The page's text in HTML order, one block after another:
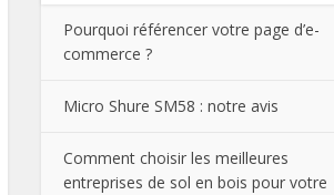
Pourquoi référencer votre page d’e-
commerce ?
Micro Shure SM58 : notre avis
Comment choisir les meilleures
entreprises de sol en bois pour votre